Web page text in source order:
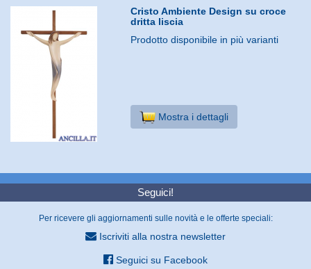
Cristo Ambiente Design su croce
dritta liscia
Prodotto disponibile in più varianti
Mostra i dettagli
Seguici!
Per ricevere gli aggiornamenti sulle novità e le offerte speciali:
Iscriviti alla nostra newsletter
Seguici su Facebook